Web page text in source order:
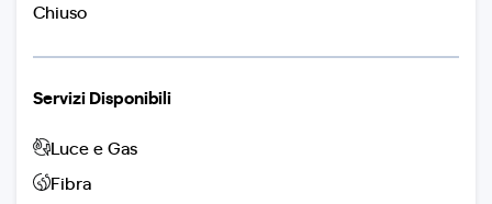
Chiuso
Servizi Disponibili
Luce e Gas
Fibra